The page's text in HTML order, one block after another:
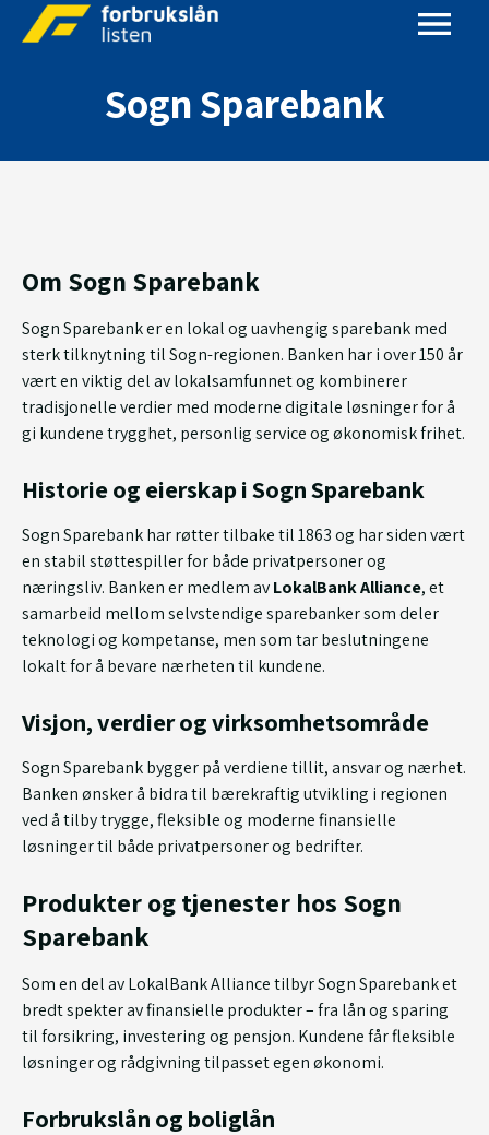
Sogn Sparebank
Om Sogn Sparebank
Sogn Sparebank er en lokal og uavhengig sparebank med
sterk tilknytning til Sogn-regionen. Banken har i over 150 år
vært en viktig del av lokalsamfunnet og kombinerer
tradisjonelle verdier med moderne digitale løsninger for å
gi kundene trygghet, personlig service og økonomisk frihet.
Historie og eierskap i Sogn Sparebank
Sogn Sparebank har røtter tilbake til 1863 og har siden vært
en stabil støttespiller for både privatpersoner og
næringsliv. Banken er medlem avLokalBank Alliance, et
samarbeid mellom selvstendige sparebanker som deler
teknologi og kompetanse, men som tar beslutningene
lokalt for å bevare nærheten til kundene.
Visjon, verdier og virksomhetsområde
Sogn Sparebank bygger på verdiene tillit, ansvar og nærhet.
Banken ønsker å bidra til bærekraftig utvikling i regionen
ved å tilby trygge, fleksible og moderne finansielle
løsninger til både privatpersoner og bedrifter.
Produkter og tjenester hos Sogn
Sparebank
Som en del av LokalBank Alliance tilbyr Sogn Sparebank et
bredt spekter av finansielle produkter – fra lån og sparing
til forsikring, investering og pensjon. Kundene får fleksible
løsninger og rådgivning tilpasset egen økonomi.
Forbrukslån og boliglån